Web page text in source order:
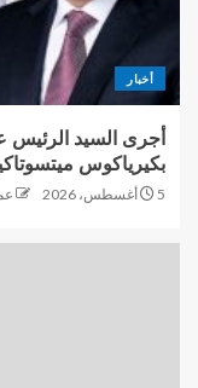
أخبار
أجرى السيد الرئيس
بكيرياكوس
5 أغسطس، 2026